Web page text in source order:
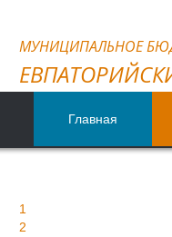
МУНИЦИПАЛЬНОЕ
Главная
1
2